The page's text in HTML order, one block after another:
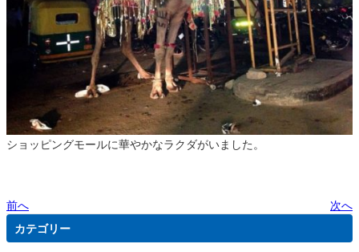
ショッピングモールに華やかなラクダがいました。
前へ
次へ
カテゴリー